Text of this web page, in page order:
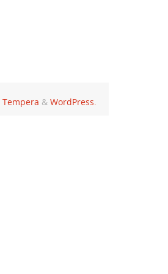
Tempera & WordPress.